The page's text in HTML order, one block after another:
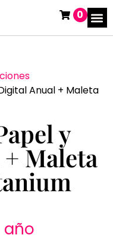
0
Anual + Maleta
y
Maleta
año